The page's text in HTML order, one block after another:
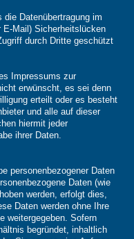
Datenübertragung im
E-Mail) Sicherheitslücken
durch Dritte geschützt
Impressums zur
erwünscht, es sei denn
erteilt oder es besteht
und alle auf dieser
hiermit jeder
ihrer Daten.
personenbezogener Daten
Daten (wie
werden, erfolgt dies,
Daten werden ohne Ihre
weitergegeben. Sofern
begründet, inhaltlich